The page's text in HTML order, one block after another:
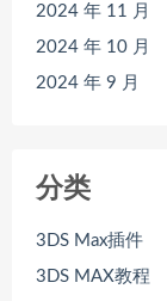
2024 年 11 月
2024 年 10 月
2024 年 9 月
分类
3DS Max插件
3DS MAX教程